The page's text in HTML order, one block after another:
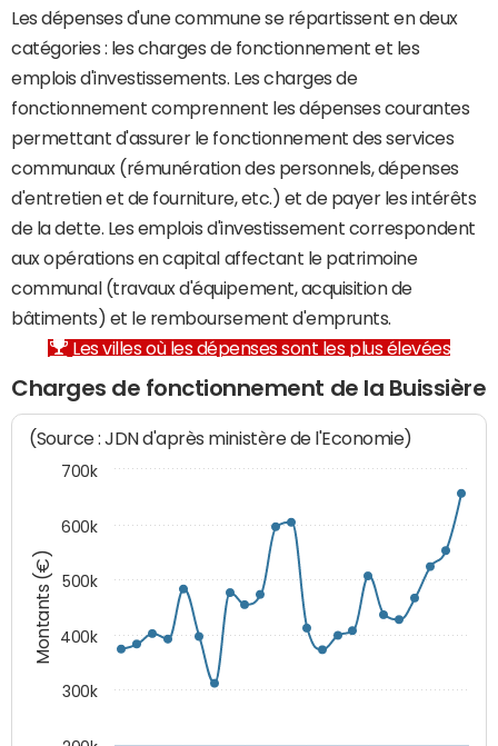
Les dépenses d'une commune se répartissent en deux
catégories : les charges de fonctionnement et les
emplois d'investissements. Les charges de
fonctionnement comprennent les dépenses courantes
permettant d'assurer le fonctionnement des services
communaux (rémunération des personnels, dépenses
d'entretien et de fourniture, etc.) et de payer les intérêts
de la dette. Les emplois d'investissement correspondent
aux opérations en capital affectant le patrimoine
communal (travaux d'équipement, acquisition de
bâtiments) et le remboursement d'emprunts.
Les villes où les dépenses sont les plus élevées
Charges de fonctionnement de la Buissière
Montants (€)
(Source : JDN d'après ministère de l'Economie)
300k
400k
500k
600k
700k